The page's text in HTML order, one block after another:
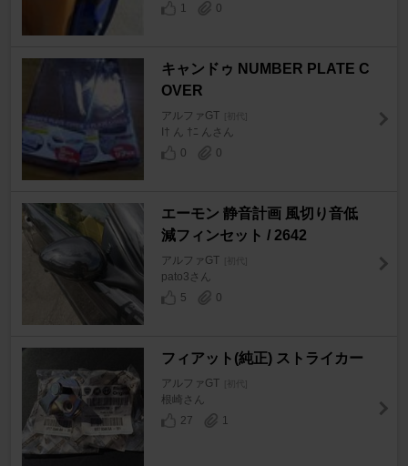
1
0
キャンドゥ NUMBER PLATE C
OVER
アルファGT [初代]
I† ん †ﾆ んさん
0
0
エーモン 静音計画 風切り音低
減フィンセット / 2642
アルファGT [初代]
pato3さん
5
0
フィアット(純正) ストライカー
アルファGT [初代]
根崎さん
27
1